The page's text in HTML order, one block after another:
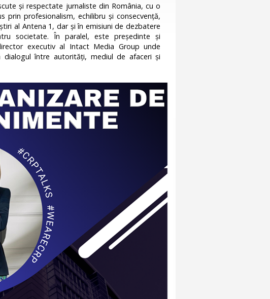
și respectate jurnaliste din România, cu o
prin profesionalism, echilibru și consecvență,
al Antena 1, dar și în emisiuni de dezbatere
societate. În paralel, este președinte și
executiv al Intact Media Group unde
dialogul între autorități, mediul de afaceri și